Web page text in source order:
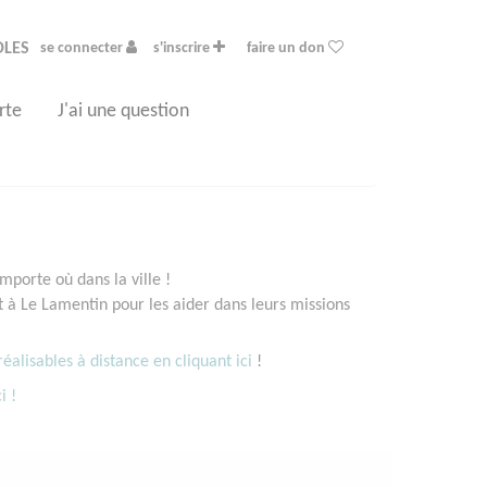
se connecter s'inscrire faire un don
J'ai une question
où dans la ville !
Le Lamentin pour les aider dans leurs missions
à distance en cliquant ici !
!